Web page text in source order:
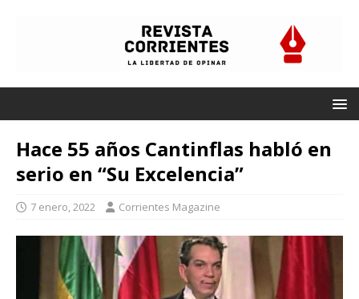
Hace 55 años Cantinflas habló en
serio en “Su Excelencia”
7 enero, 2022 Corrientes Magazine